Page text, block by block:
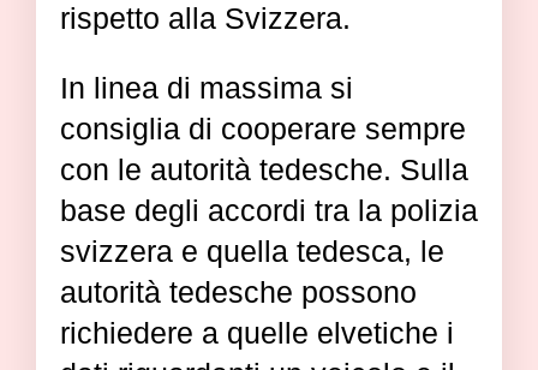
rispetto alla Svizzera.
In linea di massima si
consiglia di cooperare sempre
con le autorità tedesche. Sulla
base degli accordi tra la polizia
svizzera e quella tedesca, le
autorità tedesche possono
richiedere a quelle elvetiche i